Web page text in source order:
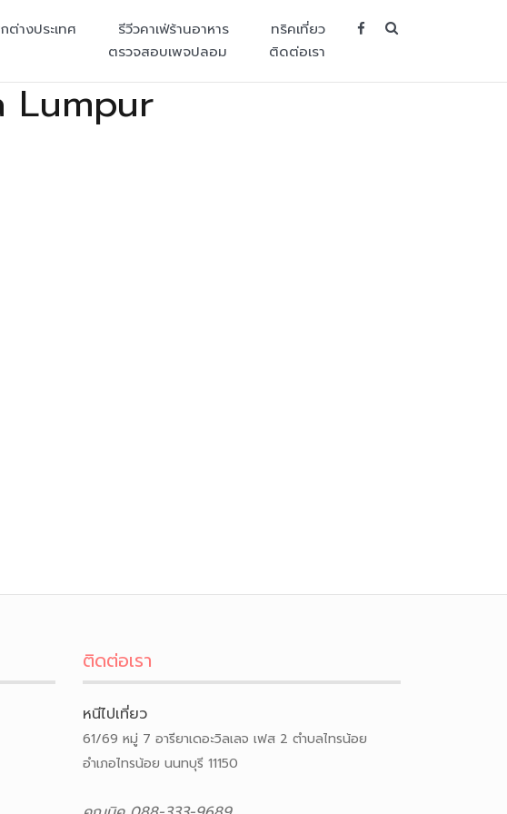
ต่างประเทศ รีวีวคาเฟ่ร้านอาหาร
ทริคเที่ยว
ตรวจสอบเพจปลอม
ติดต่อเรา
Lumpur
ติดต่อเรา
หนีไปเที่ยว
61/69 หมู่ 7 อารียาเดอะวิลเลจ เฟส 2 ตำบลไทรน้อย
อำเภอไทรน้อย นนทบุรี 11150